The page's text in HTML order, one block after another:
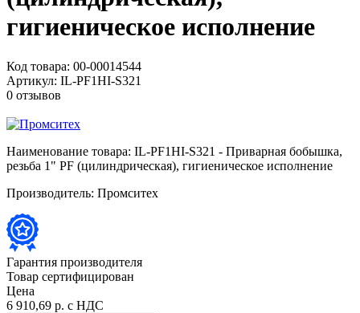
гигиеническое исполнение
Код товара: 00-00014544
Артикул: IL-PF1HI-S321
0 отзывов
Наименование товара: IL-PF1HI-S321 - Приварная бобышка,
резьба 1" PF (цилиндрическая), гигиеническое исполнение
Производитель: Промситех
Гарантия производителя
Товар сертифицирован
Цена
6 910,69 р. с НДС